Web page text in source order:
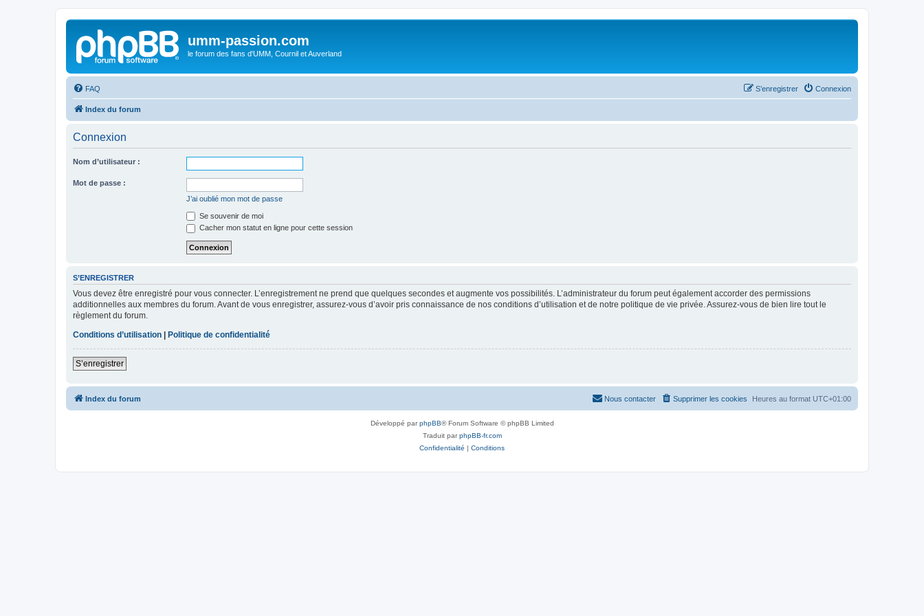
umm-passion.com
le forum des fans d'UMM, Cournil et Auverland
FAQ Connexion
S’enregistrer
Index du forum
Connexion
Nom d’utilisateur :
Mot de passe :
J’ai oublié mon mot de passe
Se souvenir de moi
Cacher mon statut en ligne pour cette session
S’ENREGISTRER
Vous devez être enregistré pour vous connecter. L’enregistrement ne prend que quelques secondes et augmente vos possibilités. L’administrateur du forum peut également accorder des permissions
additionnelles aux membres du forum. Avant de vous enregistrer, assurez-vous d’avoir pris connaissance de nos conditions d’utilisation et de notre politique de vie privée. Assurez-vous de bien lire tout le
règlement du forum.
Conditions d’utilisation
Politique de confidentialité
S’enregistrer
Index du forum Heures au format UTC+01:00
Supprimer les cookies
Nous contacter
Développé parphpBB® Forum Software © phpBB Limited
Traduit parphpBB-fr.com
Confidentialité | Conditions